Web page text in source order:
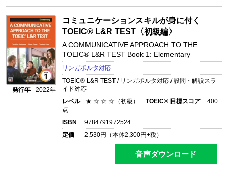
発行年 2022年
コミュニケーションスキルが身に付く
TOEIC® L&R TEST〈初級編〉
A COMMUNICATIVE APPROACH TO THE
TOEIC® L&R TEST Book 1: Elementary
リンガポルタ対応
TOEIC® L&R TEST / リンガポルタ対応 / 設問・解説スラ
イド対応
レベル
★ ☆ ☆ ☆（初級） TOEIC® 目標スコア
400
点
ISBN
9784791972524
定価
2,530円（本体2,300円+税）
音声ダウンロード